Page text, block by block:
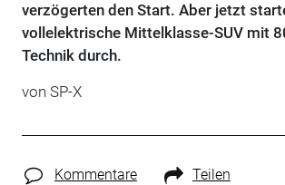
verzögerten den Start. Aber jetzt
vollelektrische Mittelklasse-SUV mit
Technik durch.
von SP-X
Kommentare Teilen